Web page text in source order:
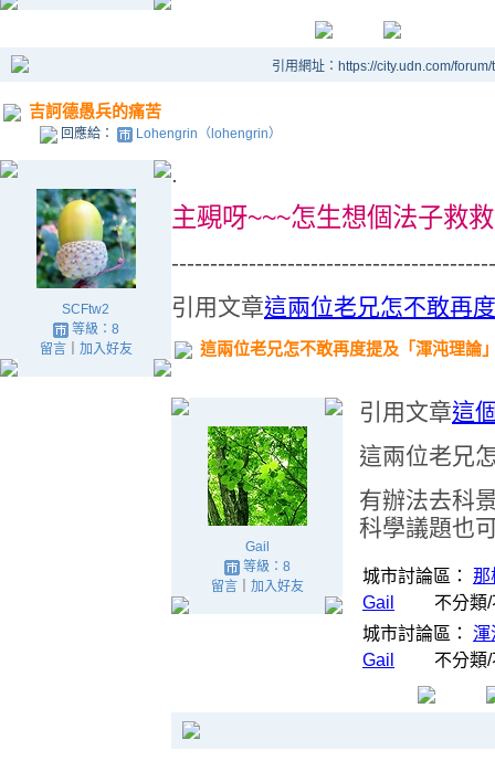
引用網址：https://city.udn.com/
吉訶德愚兵的痛苦
回應給： Lohengrin（lohengrin）
SCFtw2
等級：8
留言｜ 加入好友
.
主覡呀~~~怎生想個法子救
引用文章這兩位老兄怎不敢再
這兩位老兄怎不敢再度提及「渾沌理論
Gail
等級：8
留言｜ 加入好友
引用文章這
這兩位老兄
有辦法去科
科學議題也
城市討論區： 那
Gail
不分類
城市討論區： 渾
Gail
不分類